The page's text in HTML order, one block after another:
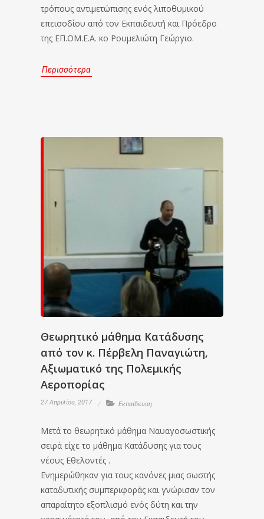
τρόπους αντιμετώπισης ενός λιποθυμικού
επεισοδίου από τον Εκπαιδευτή και Πρόεδρο
της ΕΠ.ΟΜ.Ε.Α. κο Ρουμελιώτη Γεώργιο.
Περισσότερα
Θεωρητικό μάθημα Kατάδυσης
από τον κ. Πέρβελη Παναγιώτη,
Αξιωματικό της Πολεμικής
Αεροπορίας
27 Απριλίου, 2017 Εκπαίδευση
Μετά το θεωρητικό μάθημα Nαυαγοσωστικής
σειρά είχε το μάθημα Kατάδυσης για τους
νέους Εθελοντές .
Ενημερώθηκαν για τους κανόνες μιας σωστής
καταδυτικής συμπεριφοράς και γνώρισαν τον
απαραίτητο εξοπλισμό ενός δύτη και την